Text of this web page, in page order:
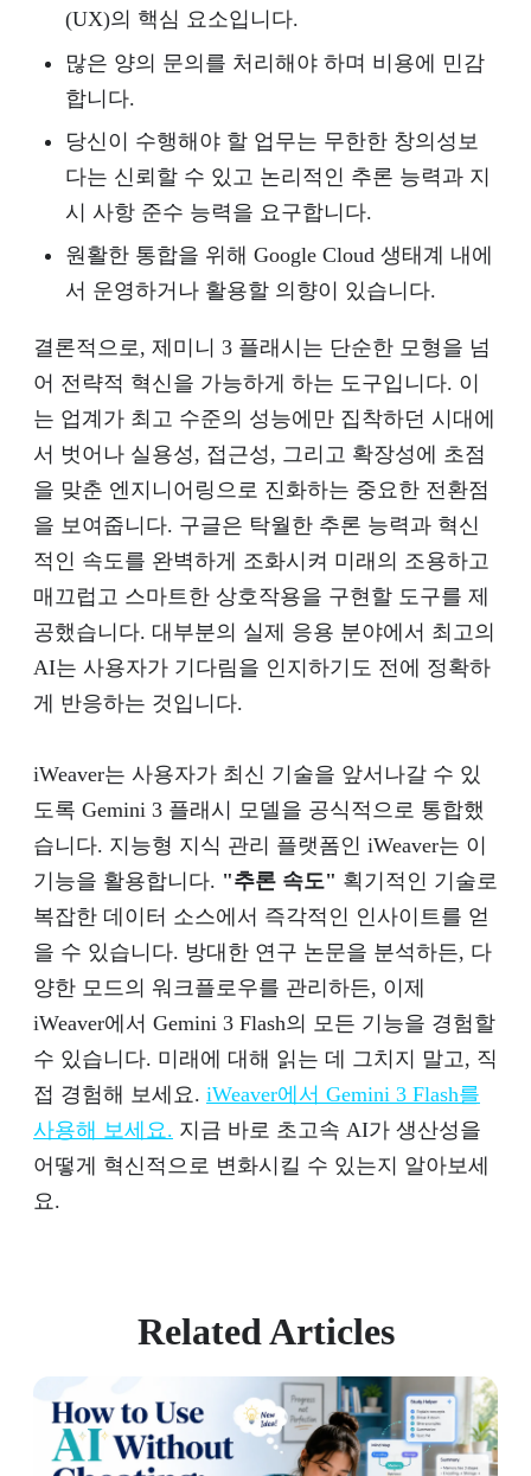
(UX)의 핵심 요소입니다.
많은 양의 문의를 처리해야 하며 비용에 민감
합니다.
당신이 수행해야 할 업무는 무한한 창의성보
다는 신뢰할 수 있고 논리적인 추론 능력과 지
시 사항 준수 능력을 요구합니다.
원활한 통합을 위해 Google Cloud 생태계 내에
서 운영하거나 활용할 의향이 있습니다.
결론적으로, 제미니 3 플래시는 단순한 모형을 넘
어 전략적 혁신을 가능하게 하는 도구입니다. 이
는 업계가 최고 수준의 성능에만 집착하던 시대에
서 벗어나 실용성, 접근성, 그리고 확장성에 초점
을 맞춘 엔지니어링으로 진화하는 중요한 전환점
을 보여줍니다. 구글은 탁월한 추론 능력과 혁신
적인 속도를 완벽하게 조화시켜 미래의 조용하고
매끄럽고 스마트한 상호작용을 구현할 도구를 제
공했습니다. 대부분의 실제 응용 분야에서 최고의
AI는 사용자가 기다림을 인지하기도 전에 정확하
게 반응하는 것입니다.
iWeaver는 사용자가 최신 기술을 앞서나갈 수 있
도록 Gemini 3 플래시 모델을 공식적으로 통합했
습니다. 지능형 지식 관리 플랫폼인 iWeaver는 이
기능을 활용합니다. "추론 속도" 획기적인 기술로
복잡한 데이터 소스에서 즉각적인 인사이트를 얻
을 수 있습니다. 방대한 연구 논문을 분석하든, 다
양한 모드의 워크플로우를 관리하든, 이제
iWeaver에서 Gemini 3 Flash의 모든 기능을 경험할
수 있습니다. 미래에 대해 읽는 데 그치지 말고, 직
접 경험해 보세요. iWeaver에서 Gemini 3 Flash를
사용해 보세요. 지금 바로 초고속 AI가 생산성을
어떻게 혁신적으로 변화시킬 수 있는지 알아보세
요.
Related Articles